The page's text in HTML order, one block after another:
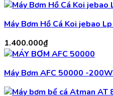
Máy Bơm Hồ Cá Koi jebao
1.400.000₫
Máy Bơm AFC 50000 -